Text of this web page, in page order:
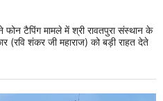
फोन टैपिंग मामले में श्री रावतपुरा संस्थान के
(रवि शंकर जी महाराज) को बड़ी राहत देते